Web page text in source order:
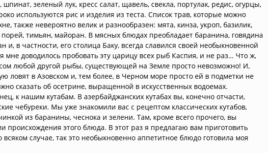
шпинат, зеленый лук, кресс салат, щавель, свекла, портулак, редис, огурцы,
используются рис и изделия из теста. Список трав, которые можно
также невероятно велик и разнообразен: мята, кинза, укроп, базилик,
порей, тимьян, майоран. В мясных блюдах преобладает баранина, говядина
и, в частности, его столица Баку, всегда славился своей необыкновенной
мне доводилось пробовать эту царицу всех рыб Каспия, и не раз… Что ж,
любой другой рыбы, существующей на Земле просто невозможно! И,
ловят в Азовском и, тем более, в Черном море просто ей в подметки не
сказать об осетрине, выращенной в искусственных водоемах.
к нашим кутабам. В азербайджанских кутабах вы, конечно отчасти,
чебуреки. Мы уже знакомили вас с рецептом классических кутабов,
из баранины, чеснока и зелени. Там, кроме всего прочего, вы
происхождения этого блюда. В этот раз я предлагаю вам приготовить
всяком случае, так это необыкновенно аппетитное блюдо готовила моя